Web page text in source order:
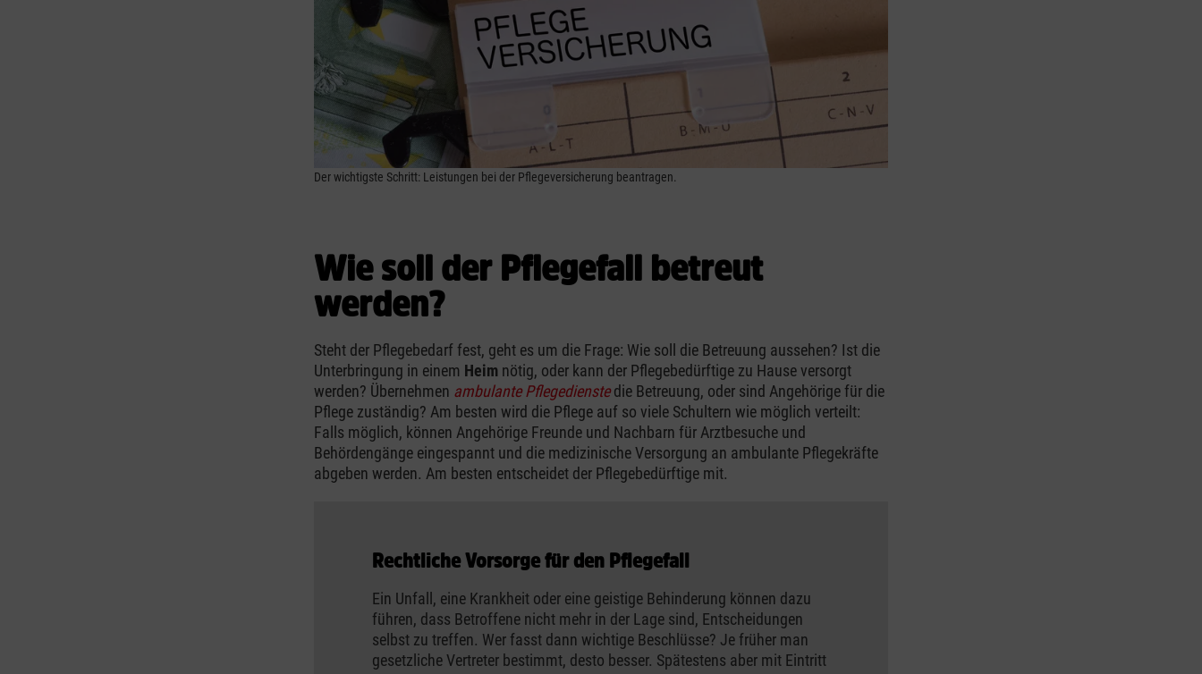
Der wichtigste Schritt: Leistungen bei der Pflegeversicherung beantragen.
Wie soll der Pflegefall betreut
werden?
Steht der Pflegebedarf fest, geht es um die Frage: Wie soll die Betreuung aussehen? Ist die
Unterbringung in einem Heim nötig, oder kann der Pflegebedürftige zu Hause versorgt
werden? Übernehmen ambulante Pflegedienstedie Betreuung, oder sind Angehörige für die
Pflege zuständig? Am besten wird die Pflege auf so viele Schultern wie möglich verteilt:
Falls möglich, können Angehörige Freunde und Nachbarn für Arztbesuche und
Behördengänge eingespannt und die medizinische Versorgung an ambulante Pflegekräfte
abgeben werden. Am besten entscheidet der Pflegebedürftige mit.
Rechtliche Vorsorge für den Pflegefall
Ein Unfall, eine Krankheit oder eine geistige Behinderung können dazu
führen, dass Betroffene nicht mehr in der Lage sind, Entscheidungen
selbst zu treffen. Wer fasst dann wichtige Beschlüsse? Je früher man
gesetzliche Vertreter bestimmt, desto besser. Spätestens aber mit Eintritt